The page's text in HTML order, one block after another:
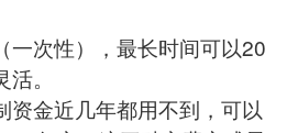
一次性），最长时间可以20
。
资金近几年都用不到，可以